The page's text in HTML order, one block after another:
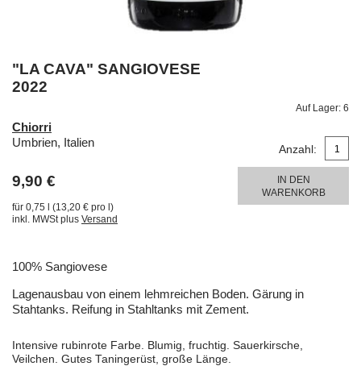
"LA CAVA" SANGIOVESE
2022
Chiorri
Umbrien, Italien
9,90 €
für 0,75 l (13,20 € pro l)
inkl. MWSt plus Versand
Auf Lager: 6
Anzahl:
IN DEN
WARENKORB
100% Sangiovese
Lagenausbau von einem lehmreichen Boden. Gärung in
Stahtanks. Reifung in Stahltanks mit Zement.
Intensive rubinrote Farbe. Blumig, fruchtig. Sauerkirsche,
Veilchen. Gutes Taningerüst, große Länge.